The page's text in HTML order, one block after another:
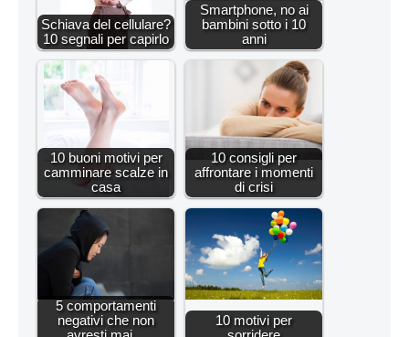
Schiava del cellulare?
10 segnali per capirlo
Smartphone, no ai
bambini sotto i 10
anni
10 buoni motivi per
camminare scalze in
casa
10 consigli per
affrontare i momenti
di crisi
5 comportamenti
negativi che non
10 motivi per